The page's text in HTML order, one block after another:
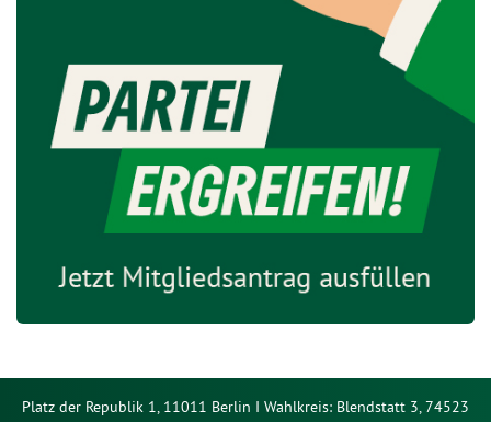
Platz der Republik 1, 11011 Berlin I Wahlkreis: Blendstatt 3, 74523